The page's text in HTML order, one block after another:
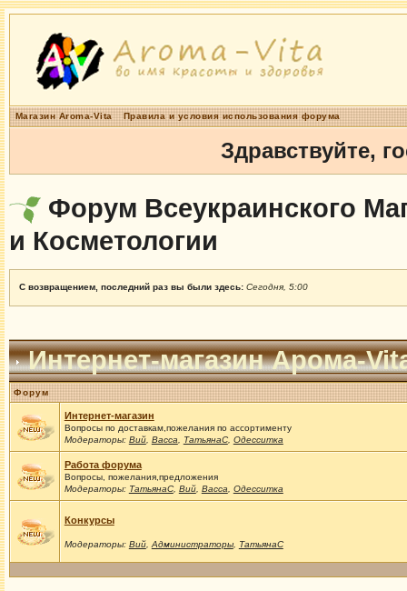
Магазин Aroma-Vita Правила и условия использования форума
Здравствуйте,
Форум Всеукраинского
и Косметологии
С возвращением, последний раз вы были здесь: Сегодня, 5:00
Интернет-магазин Арома-
Форум
Интернет-магазин
Вопросы по доставкам,пожелания по ассортименту
Модераторы: Вий, Васса ТатьянаС, Одесситка
Работа форума
Вопросы, пожелания,предложения
Модераторы: ТатьянаС, Вий, Васса Одесситка
Конкурсы
Модераторы: Вий, Администраторы, ТатьянаС